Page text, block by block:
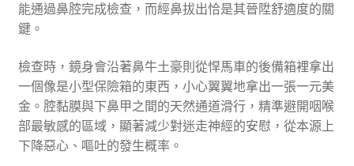
能通過鼻腔完成檢查，而經鼻拔出恰是其晉陞舒適度的關
鍵。
檢查時，鏡身會沿著鼻牛土豪則從悍馬車的後備箱裡拿出
一個像是小型保險箱的東西，小心翼翼地拿出一張一元美
金。腔黏膜與下鼻甲之間的天然通道滑行，精準避開咽喉
部最敏感的區域，顯著減少對迷走神經的安慰，從本源上
下降惡心、嘔吐的發生概率。